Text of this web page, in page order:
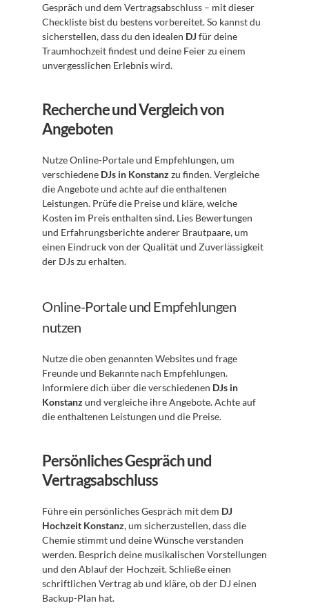
Gespräch und dem Vertragsabschluss – mit dieser
Checkliste bist du bestens vorbereitet. So kannst du
sicherstellen, dass du den idealen DJ für deine
Traumhochzeit findest und deine Feier zu einem
unvergesslichen Erlebnis wird.
Recherche und Vergleich von
Angeboten
Nutze Online-Portale und Empfehlungen, um
verschiedene DJs in Konstanz zu finden. Vergleiche
die Angebote und achte auf die enthaltenen
Leistungen. Prüfe die Preise und kläre, welche
Kosten im Preis enthalten sind. Lies Bewertungen
und Erfahrungsberichte anderer Brautpaare, um
einen Eindruck von der Qualität und Zuverlässigkeit
der DJs zu erhalten.
Online-Portale und Empfehlungen
nutzen
Nutze die oben genannten Websites und frage
Freunde und Bekannte nach Empfehlungen.
Informiere dich über die verschiedenen DJs in
Konstanz und vergleiche ihre Angebote. Achte auf
die enthaltenen Leistungen und die Preise.
Persönliches Gespräch und
Vertragsabschluss
Führe ein persönliches Gespräch mit dem DJ
Hochzeit Konstanz, um sicherzustellen, dass die
Chemie stimmt und deine Wünsche verstanden
werden. Besprich deine musikalischen Vorstellungen
und den Ablauf der Hochzeit. Schließe einen
schriftlichen Vertrag ab und kläre, ob der DJ einen
Backup-Plan hat.